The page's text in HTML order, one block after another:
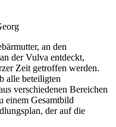
an den
der Vulva entdeckt,
Zeit getroffen werden.
alle beteiligten
verschiedenen Bereichen
einem Gesamtbild
der auf die